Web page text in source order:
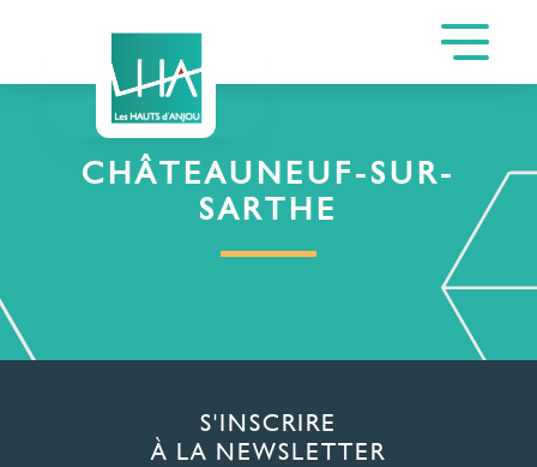
CHÂTEAUNEUF-SUR-
SARTHE
S'INSCRIRE
À LA NEWSLETTER